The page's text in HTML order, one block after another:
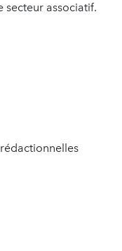
secteur associatif.